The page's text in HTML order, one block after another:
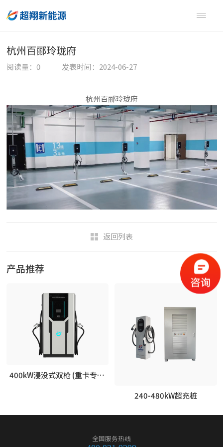

杭州百郦玲珑府
阅读量： 0 发表时间：2024-06-27
杭州百郦玲珑府
返回列表
产品推荐
400kW浸没式双枪 (重卡专用)-战神系列
240-480kW超充桩
全国服务热线